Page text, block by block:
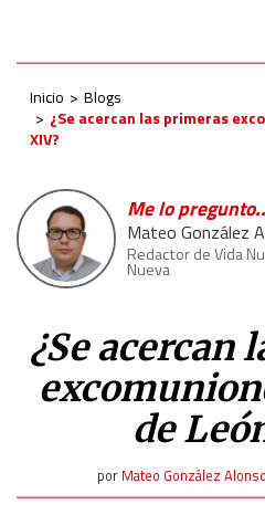
Inicio
Blogs
¿Se acercan las primeras
XIV?
Me lo
Mateo González
Redactor de Vida
Nueva
¿Se acercan
de
por Mateo González Alonso